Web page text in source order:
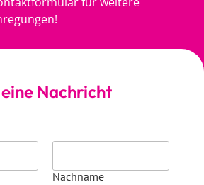
Nachricht
Nachname